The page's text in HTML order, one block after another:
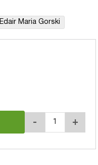
Edair Maria Gorski
- +